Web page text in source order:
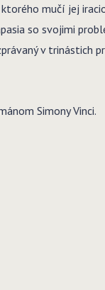
mučí jej
so svojimi
v trinástich
Simony Vinci.